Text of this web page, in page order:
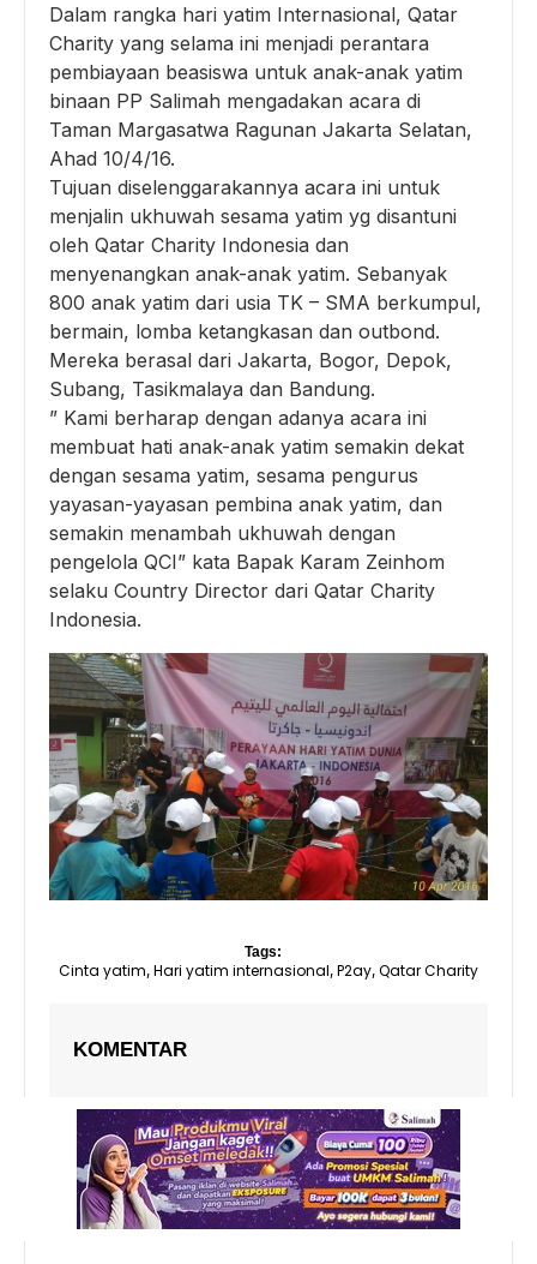
Dalam rangka hari yatim Internasional, Qatar
Charity yang selama ini menjadi perantara
pembiayaan beasiswa untuk anak-anak yatim
binaan PP Salimah mengadakan acara di
Taman Margasatwa Ragunan Jakarta Selatan,
Ahad 10/4/16.
Tujuan diselenggarakannya acara ini untuk
menjalin ukhuwah sesama yatim yg disantuni
oleh Qatar Charity Indonesia dan
menyenangkan anak-anak yatim. Sebanyak
800 anak yatim dari usia TK – SMA berkumpul,
bermain, lomba ketangkasan dan outbond.
Mereka berasal dari Jakarta, Bogor, Depok,
Subang, Tasikmalaya dan Bandung.
” Kami berharap dengan adanya acara ini
membuat hati anak-anak yatim semakin dekat
dengan sesama yatim, sesama pengurus
yayasan-yayasan pembina anak yatim, dan
semakin menambah ukhuwah dengan
pengelola QCI” kata Bapak Karam Zeinhom
selaku Country Director dari Qatar Charity
Indonesia.
Tags:
Cinta yatim, Hari yatim internasional, P2ay, Qatar Charity
KOMENTAR